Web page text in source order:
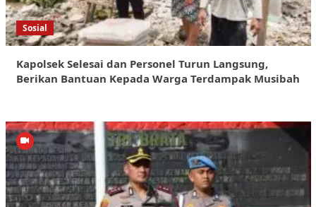
Sosial
Kapolsek Selesai dan Personel Turun Langsung,
Berikan Bantuan Kepada Warga Terdampak Musibah